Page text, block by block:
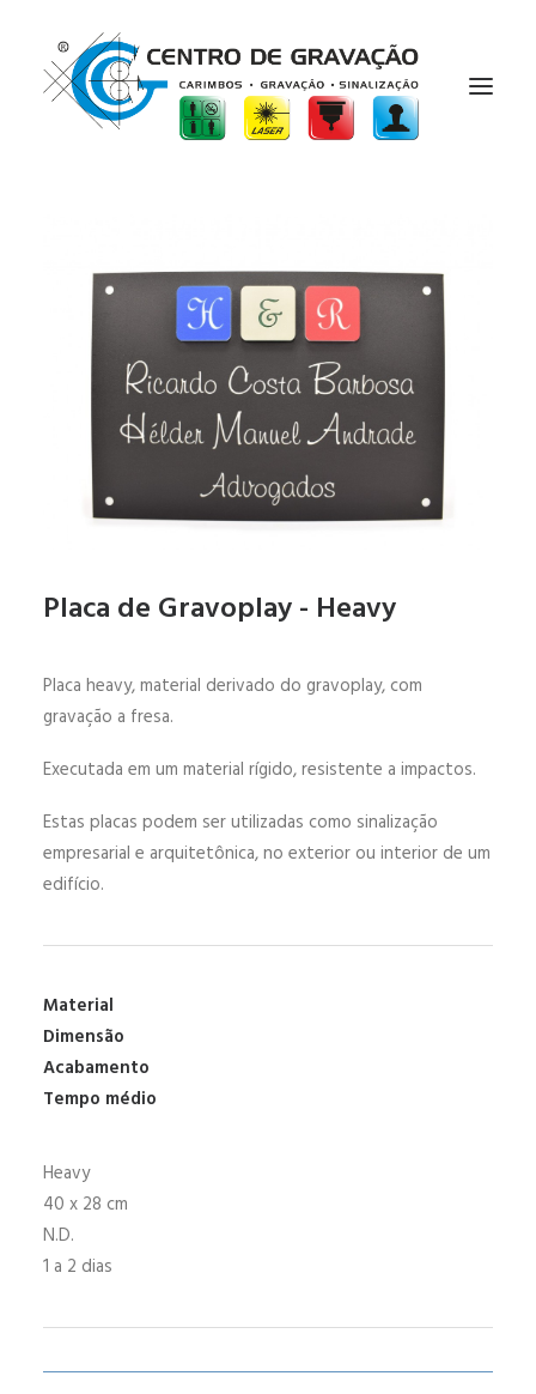
CONDIÇÕES
PRODUTOS
Placa de Gravoplay - Heavy
Placa heavy, material derivado do gravoplay, com
gravação a fresa.
Executada em um material rígido, resistente a impactos.
Estas placas podem ser utilizadas como sinalização
empresarial e arquitetônica, no exterior ou interior de um
edifício.
Material
Dimensão
Acabamento
Tempo médio
Heavy
40 x 28 cm
N.D.
1 a 2 dias